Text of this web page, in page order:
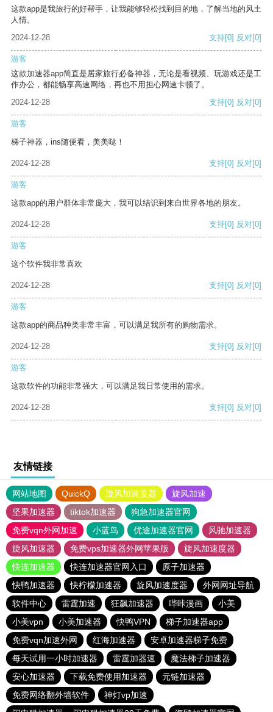
这款app是我旅行的好帮手，让我能够轻松找到目的地，了解当地的风土
人情。
2024-12-28
支持[0] 反对[0]
游客
这款加速器app简直是居家旅行必备神器，无论是看视频、玩游戏还是工
作办公，都能畅享高速网络，再也不用担心网速卡顿了。
2024-12-28
支持[0] 反对[0]
游客
梯子神器，ins随便看，美美哒！
2024-12-28 支持[0] 反对[0]
游客
这款app的用户群体非常庞大，我可以结识到来自世界各地的朋友。
2024-12-28 支持[0] 反对[0]
游客
这个软件我非常喜欢
2024-12-28 支持[0] 反对[0]
游客
这款app的商品种类非常丰富，可以满足我所有的购物需求。
2024-12-28 支持[0] 反对[0]
游客
这款软件的功能非常强大，可以满足我日常使用的需求。
2024-12-28 支持[0] 反对[0]
友情链接
网站地图 QuickQ 旋风加速度器
旋风加速
坚果加速器
tiktok加速器
狗急加速器官网
免费vqn外网加速
小蓝鸟 优途加速器官网
风驰加速器
旋风加速器
免费vps加速器外网苹果版
旋风加速度器
快连加速器
快连加速器官网入口
原子加速器
快鸭加速器
快柠檬加速器 旋风加速度器
外网网址导航
软件中心
雷霆加速 狂飙加速器 哔咔漫画
小美
小美vpn
小美加速器 快鸭VPN
梯子加速器app
免费vqn加速外网
红海加速器
安卓加速器梯子免费
每天试用一小时加速器
雷霆加器速
魔法梯子加速器
安心加速器
下载免费使用加速器
元链加速器
免费网络翻外墙软件
神灯vp加速